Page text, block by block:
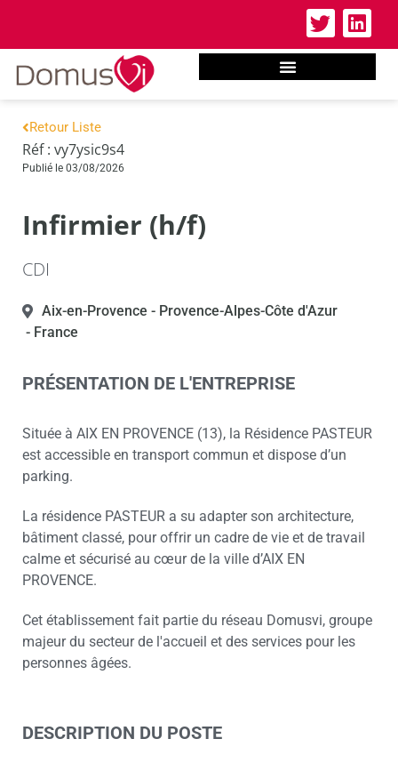
Retour Liste
Réf : vy7ysic9s4
Publié le 03/08/2026
Infirmier (h/f)
CDI
Aix-en-Provence - Provence-Alpes-Côte d'Azur
- France
PRÉSENTATION DE L'ENTREPRISE
Située à AIX EN PROVENCE (13), la Résidence PASTEUR
est accessible en transport commun et dispose d’un
parking.
La résidence PASTEUR a su adapter son architecture,
bâtiment classé, pour offrir un cadre de vie et de travail
calme et sécurisé au cœur de la ville d’AIX EN
PROVENCE.
Cet établissement fait partie du réseau Domusvi, groupe
majeur du secteur de l'accueil et des services pour les
personnes âgées.
DESCRIPTION DU POSTE